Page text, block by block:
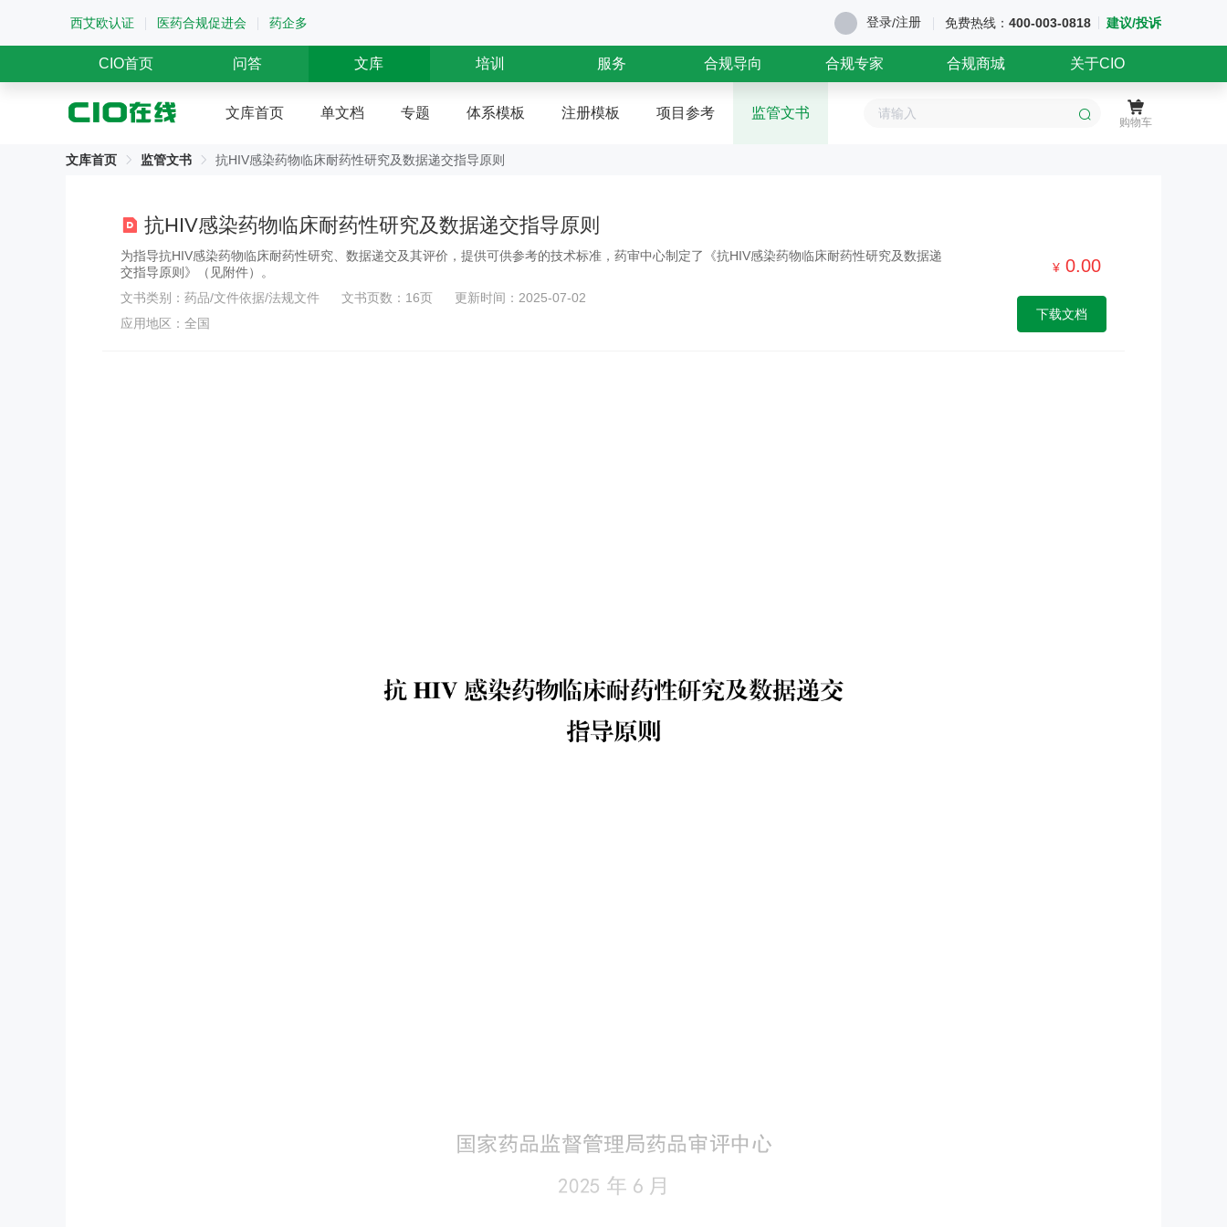
西艾欧认证 医药合规促进会 药企多 登录/注册 免费热线： 400-003-0818 建议/投诉
CIO首页 问答 文库 培训 服务 合规导向 合规专家 合规商城 关于CIO
文库首页 单文档 专题 体系模板 注册模板 项目参考 监管文书
购物车
文库首页 监管文书 抗HIV感染药物临床耐药性研究及数据递交指导原则
抗HIV感染药物临床耐药性研究及数据递交指导原则
为指导抗HIV感染药物临床耐药性研究、数据递交及其评价，提供可供参考的技术标准，药审中心制定了《抗HIV感染药物临床耐药性研究及数据递
交指导原则》（见附件）。
文书类别：药品/文件依据/法规文件
文书页数：16页
更新时间：2025-07-02
应用地区：全国
下载文档
¥ 0.00